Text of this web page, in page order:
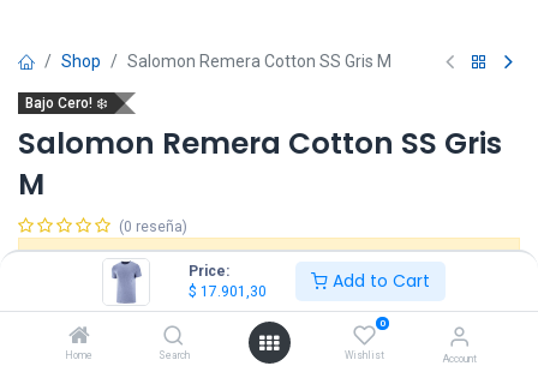
Price:
$ 17.901,30 Add to Cart
Home Search
0
Wishlist Account
Shop Salomon Remera Cotton SS Gris M
Bajo Cero! ❄️
Salomon Remera Cotton SS Gris
M
(0 reseña)
Este producto ya no está disponible.